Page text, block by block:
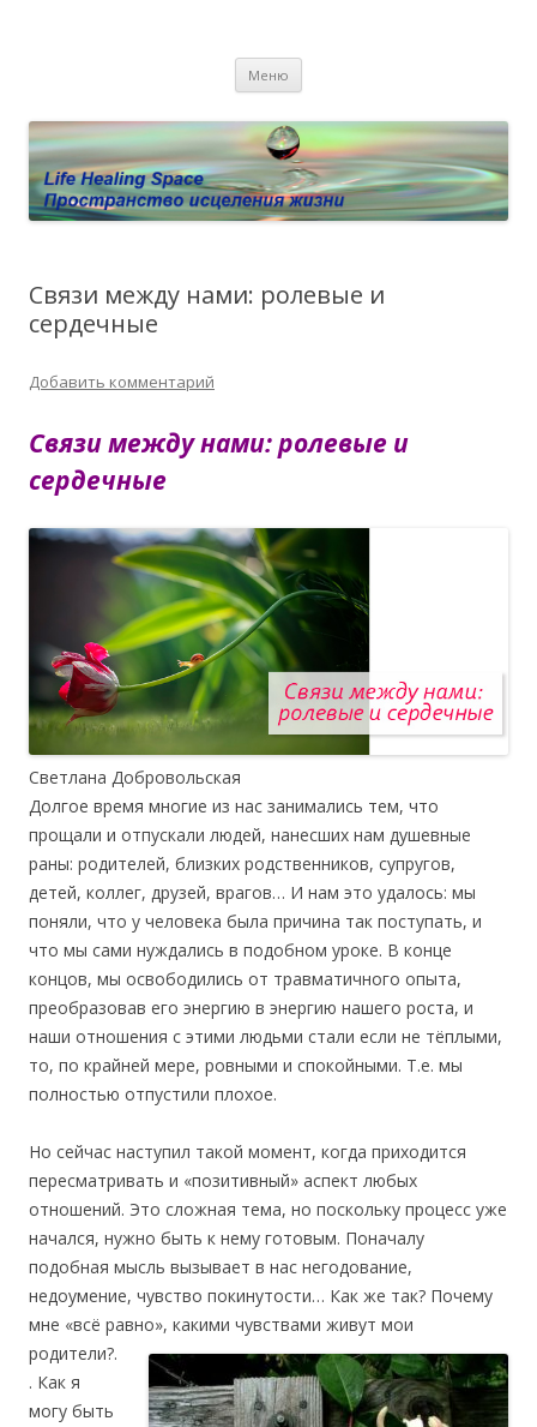
Личный сайт Елены Барымовой
исцелении воспоминанием и ренкарнационике. Услуги.
Меню
Связи между нами: ролевые и
сердечные
Добавить комментарий
Связи между нами: ролевые и
сердечные
Светлана Добровольская
Долгое время многие из нас занимались тем, что
прощали и отпускали людей, нанесших нам душевные
раны: родителей, близких родственников, супругов,
детей, коллег, друзей, врагов… И нам это удалось: мы
поняли, что у человека была причина так поступать, и
что мы сами нуждались в подобном уроке. В конце
концов, мы освободились от травматичного опыта,
преобразовав его энергию в энергию нашего роста, и
наши отношения с этими людьми стали если не тёплыми,
то, по крайней мере, ровными и спокойными. Т.е. мы
полностью отпустили плохое.
Но сейчас наступил такой момент, когда приходится
пересматривать и «позитивный» аспект любых
отношений. Это сложная тема, но поскольку процесс уже
начался, нужно быть к нему готовым. Поначалу
подобная мысль вызывает в нас негодование,
недоумение, чувство покинутости… Как же так? Почему
мне «всё равно», какими чувствами живут мои
родители?.
. Как я
могу быть